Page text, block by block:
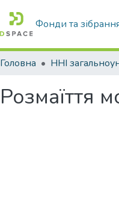
Фонди та
Головна
Розмаїття